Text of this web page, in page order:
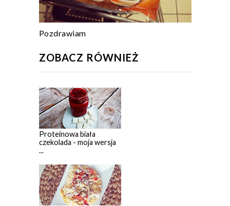
Pozdrawiam
ZOBACZ RÓWNIEŻ
Proteinowa biała
czekolada - moja wersja
...